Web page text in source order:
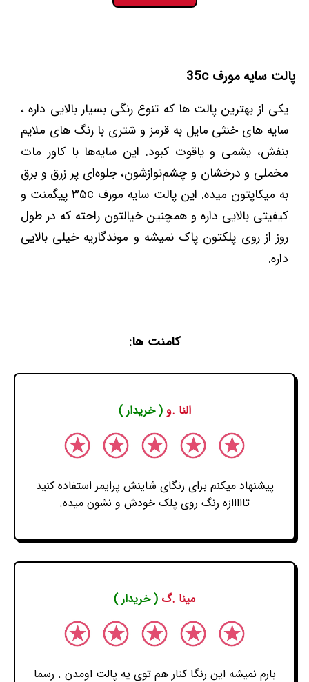
پالت سایه مورف 35c
یکی از بهترین پالت ها که تنوع رنگی بسیار بالایی داره ،
سایه های خنثی مایل به قرمز و شتری با رنگ های ملایم
بنفش، یشمی و یاقوت کبود. این سایه‌ها با کاور مات
مخملی و درخشان و چشم‌نوازشون، جلوه‌ای پر زرق و برق
به میکاپتون میده. این پالت سایه مورف ۳۵c پیگمنت و
کیفیتی بالایی داره و همچنین خیالتون راحته که در طول
روز از روی پلکتون پاک نمیشه و موندگاریه خیلی بالایی
داره.
کامنت ها:
النا .و( خریدار )
پیشنهاد میکنم برای رنگای شاینش پرایمر استفاده کنید
تااااازه رنگ روی پلک خودش و نشون میده.
مینا .گ ( خریدار )
بارم نمیشه این رنگا کنار هم توی یه پالت اومدن . رسما